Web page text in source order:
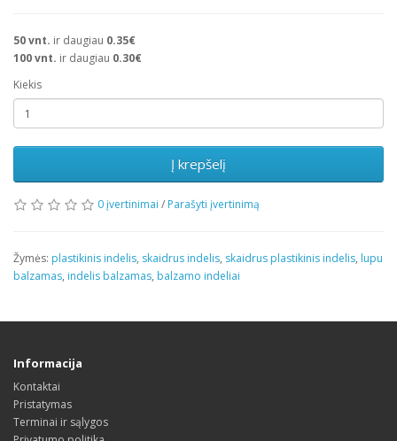
50vnt. ir daugiau 0.35€
100vnt. ir daugiau 0.30€
Kiekis
Į krepšelį
0 įvertinimai / Parašyti įvertinimą
Žymės: plastikinis indelis, skaidrus indelis, skaidrus plastikinis indelis, lupu
balzamas, indelis balzamas, balzamo indeliai
Informacija
Kontaktai
Pristatymas
Terminai ir sąlygos